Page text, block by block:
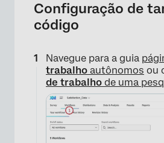
Configuração de
código
Navegue para a guia
trabalho autônomos ou
de trabalho de uma